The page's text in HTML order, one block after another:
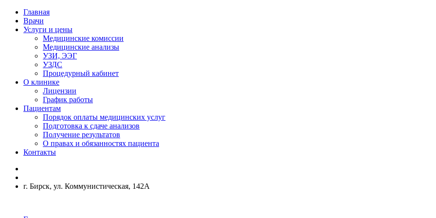
Главная
Врачи
Услуги и цены
Медицинские комиссии
Медицинские анализы
УЗИ, ЭЭГ
УЗДС
Процедурный кабинет
О клинике
Лицензии
График работы
Пациентам
Порядок оплаты медицинских услуг
Подготовка к сдаче анализов
Получение результатов
О правах и обязанностях пациента
Контакты
г. Бирск, ул. Коммунистическая, 142А